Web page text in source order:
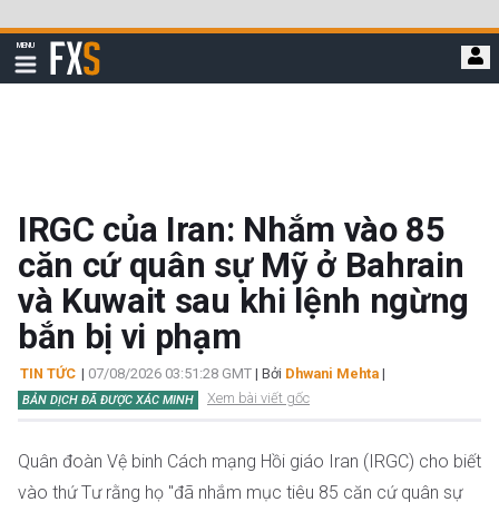
qua
đi
MENU
Hiển
thị
FXStreet
IRGC của Iran: Nhắm vào 85
căn cứ quân sự Mỹ ở Bahrain
và Kuwait sau khi lệnh ngừng
bắn bị vi phạm
TIN TỨC | 07/08/2026 03:51:28 GMT | Bởi Dhwani Mehta |
BẢN DỊCH ĐÃ ĐƯỢC XÁC MINH Xem bài viết gốc
Quân đoàn Vệ binh Cách mạng Hồi giáo Iran (IRGC) cho biết
vào thứ Tư rằng họ "đã nhắm mục tiêu 85 căn cứ quân sự